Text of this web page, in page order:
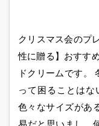
クリスマス会のプ
性に贈る】おすす
ドクリームです。
って困ることは
色々なサイズがあ
易だと思いまし、